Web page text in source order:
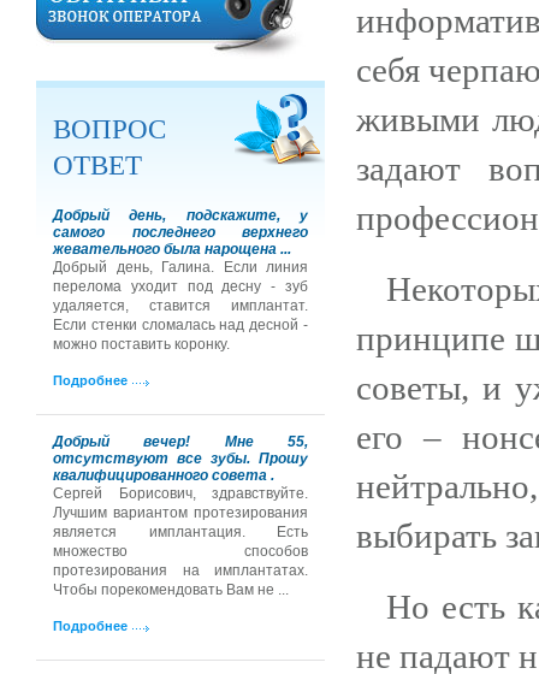
ВОПРОС
ОТВЕТ
Добрый день, подскажите, у
самого последнего верхнего
жевательного была нарощена ...
Добрый день, Галина. Если линия
перелома уходит под десну - зуб
удаляется, ставится имплантат.
Если стенки сломалась над десной -
можно поставить коронку.
Подробнее
Добрый вечер! Мне 55,
отсутствуют все зубы. Прошу
квалифицированного совета .
Сергей Борисович, здравствуйте.
Лучшим вариантом протезирования
является имплантация. Есть
множество способов
протезирования на имплантатах.
Чтобы порекомендовать Вам не ...
Подробнее
себя
живыми
задают
принципе
советы, и
его –
выбирать
Но есть
не падают